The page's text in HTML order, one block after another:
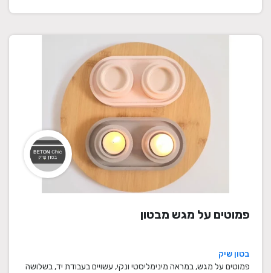
פמוטים על מגש מבטון
בטון שיק
פמוטים על מגש, במראה מינימליסטי ונקי, עשויים בעבודת יד, בשלושה